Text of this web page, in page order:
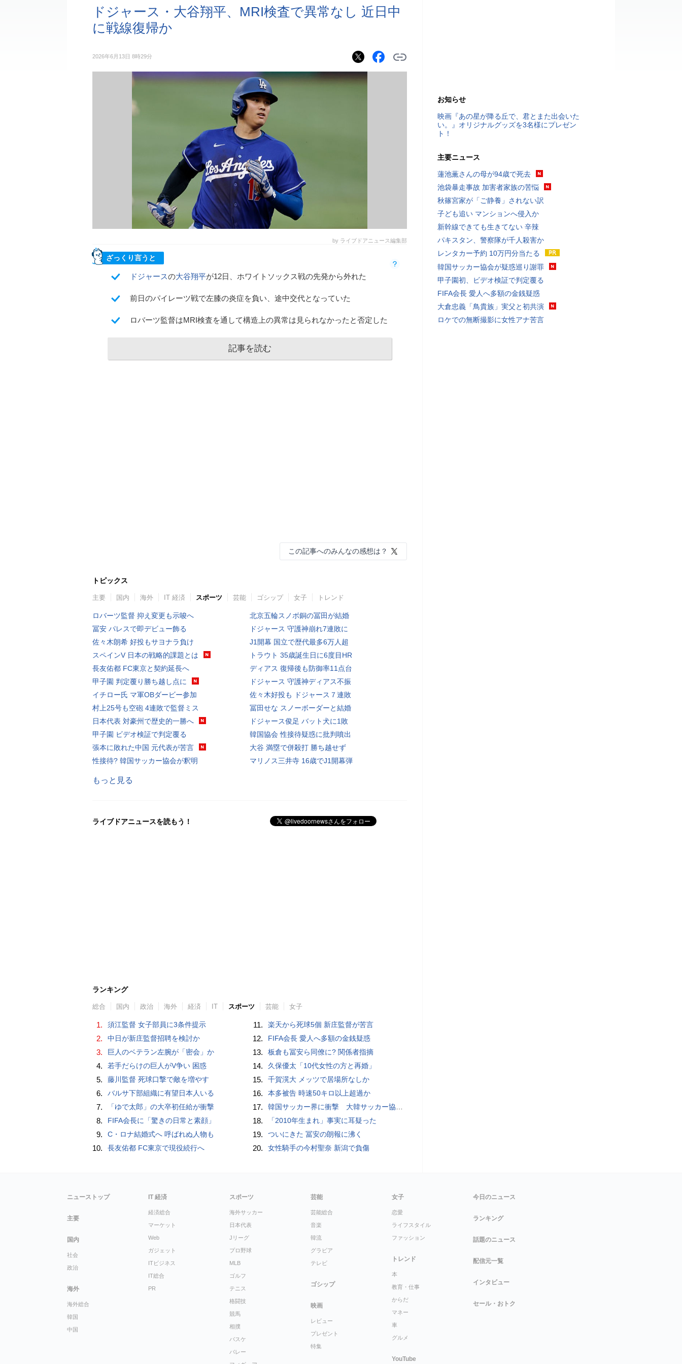
ドジャース・大谷翔平、MRI検査で異常なし 近日中
に戦線復帰か
2026年6月13日 8時29分
by ライブドアニュース編集部
ざっくり言うと
ドジャースの大谷翔平が12日、ホワイトソックス戦の先発から外れた
前日のパイレーツ戦で左膝の炎症を負い、途中交代となっていた
ロバーツ監督はMRI検査を通して構造上の異常は見られなかったと否定した
記事を読む
この記事へのみんなの感想は？
トピックス
主要 国内 海外 IT 経済 スポーツ 芸能 ゴシップ 女子 トレンド
ロバーツ監督 抑え変更も示唆へ
冨安 パレスで即デビュー飾る
佐々木朗希 好投もサヨナラ負け
スペインV 日本の戦略的課題とは
長友佑都 FC東京と契約延長へ
甲子園 判定覆り勝ち越し点に
イチロー氏 マ軍OBダービー参加
村上25号も空砲 4連敗で監督ミス
日本代表 対豪州で歴史的一勝へ
甲子園 ビデオ検証で判定覆る
張本に敗れた中国 元代表が苦言
性接待? 韓国サッカー協会が釈明
北京五輪スノボ銅の冨田が結婚
ドジャース 守護神崩れ7連敗に
J1開幕 国立で歴代最多6万人超
トラウト 35歳誕生日に6度目HR
ディアス 復帰後も防御率11点台
ドジャース 守護神ディアス不振
佐々木好投も ドジャース７連敗
冨田せな スノーボーダーと結婚
ドジャース俊足 バット犬に1敗
韓国協会 性接待疑惑に批判噴出
大谷 満塁で併殺打 勝ち越せず
マリノス三井寺 16歳でJ1開幕弾
もっと見る
ライブドアニュースを読もう！
ランキング
総合 国内 政治 海外 経済 IT スポーツ 芸能 女子
1. 須江監督 女子部員に3条件提示
2. 中日が新庄監督招聘を検討か
3. 巨人のベテラン左腕が「密会」か
4. 若手だらけの巨人がV争い 困惑
5. 藤川監督 死球口撃で敵を増やす
6. バルサ下部組織に有望日本人いる
7. 「ゆで太郎」の大卒初任給が衝撃
8. FIFA会長に「驚きの日常と素顔」
9. C・ロナ結婚式へ 呼ばれぬ人物も
10. 長友佑都 FC東京で現役続行へ
11. 楽天から死球5個 新庄監督が苦言
12. FIFA会長 愛人へ多額の金銭疑惑
13. 板倉も冨安ら同僚に? 関係者指摘
14. 久保優太「10代女性の方と再婚」
15. 千賀滉大 メッツで居場所なしか
16. 本多被告 時速50キロ以上超過か
17. 韓国サッカー界に衝撃 大韓サッカー協会に外国人審判への“性的接待”疑惑 韓国メディアが報道
18. 「2010年生まれ」事実に耳疑った
19. ついにきた 冨安の朗報に沸く
20. 女性騎手の今村聖奈 新潟で負傷
お知らせ
映画『あの星が降る丘で、君とまた出会いた
い。』オリジナルグッズを3名様にプレゼン
ト！
主要ニュース
蓮池薫さんの母が94歳で死去
池袋暴走事故 加害者家族の苦悩
秋篠宮家が「ご静養」されない訳
子ども追い マンションへ侵入か
新幹線できても生きてない 辛辣
パキスタン、警察隊が千人殺害か
レンタカー予約 10万円分当たる
韓国サッカー協会が疑惑巡り謝罪
甲子園初、ビデオ検証で判定覆る
FIFA会長 愛人へ多額の金銭疑惑
大倉忠義「鳥貴族」実父と初共演
ロケでの無断撮影に女性アナ苦言
ニューストップ
主要
国内
社会
政治
海外
海外総合
韓国
中国
IT 経済
経済総合
マーケット
Web
ガジェット
ITビジネス
IT総合
PR
スポーツ
海外サッカー
日本代表
Jリーグ
プロ野球
MLB
ゴルフ
テニス
格闘技
競馬
相撲
バスケ
バレー
芸能
芸能総合
音楽
韓流
グラビア
テレビ
ゴシップ
映画
レビュー
プレゼント
特集
女子
恋愛
ライフスタイル
ファッション
トレンド
本
教育・仕事
からだ
マネー
車
グルメ
YouTube
今日のニュース
ランキング
話題のニュース
配信元一覧
インタビュー
セール・おトク